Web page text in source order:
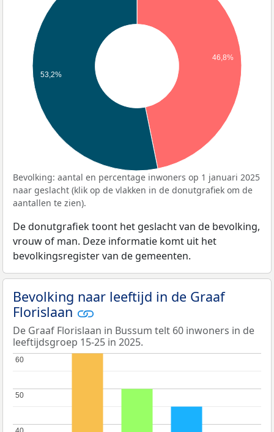
46,8%
53,2%
Bevolking: aantal en percentage inwoners op 1 januari 2025
naar geslacht (klik op de vlakken in de donutgrafiek om de
aantallen te zien).
De donutgrafiek toont het geslacht van de bevolking,
vrouw of man. Deze informatie komt uit het
bevolkingsregister van de gemeenten.
Bevolking naar leeftijd in de Graaf
Florislaan
De Graaf Florislaan in Bussum telt 60 inwoners in de
leeftijdsgroep 15-25 in 2025.
50
50
60
60